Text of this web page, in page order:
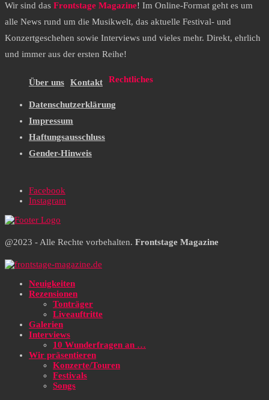
Wir sind das Frontstage Magazine! Im Online-Format geht es um
alle News rund um die Musikwelt, das aktuelle Festival- und
Konzertgeschehen sowie Interviews und vieles mehr. Direkt, ehrlich
und immer aus der ersten Reihe!
Über uns Kontakt Rechtliches
Datenschutzerklärung
Impressum
Haftungsausschluss
Gender-Hinweis
Facebook
Instagram
@2023 - Alle Rechte vorbehalten. Frontstage Magazine
Neuigkeiten
Rezensionen
Tonträger
Liveauftritte
Galerien
Interviews
10 Wunderfragen an …
Wir präsentieren
Konzerte/Touren
Festivals
Songs